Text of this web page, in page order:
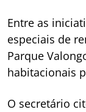
Entre as
especiais de
Parque
habitacionais
O secretário